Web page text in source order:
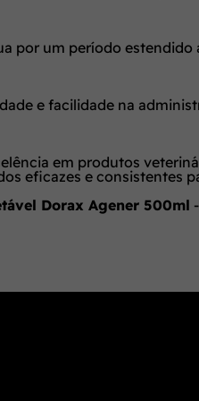
um período
e facilidade na
em produtos
eficazes e consistentes
Dorax Agener 500ml